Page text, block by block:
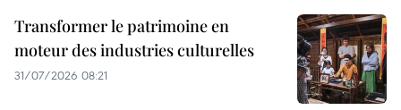
Transformer le patrimoine en
moteur des industries culturelles
31/07/2026 08:21